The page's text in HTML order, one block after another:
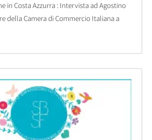
in Costa Azzurra : Intervista ad Agostino
della Camera di Commercio Italiana a